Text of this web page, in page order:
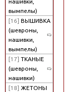
нашивки,
вымпелы)
[16] ВЫШИВКА
(шевроны,
нашивки,
вымпелы)
[17] ТКАНЫЕ
(шевроны,
нашивки)
[18] ЖЕТОНЫ